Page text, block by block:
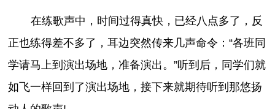
在练歌声中，时间过得真快，已经八点多了，反
正也练得差不多了，耳边突然传来几声命令：“各班同
学请马上到演出场地，准备演出。”听到后，同学们就
如飞一样回到了演出场地，接下来就期待听到那悠扬